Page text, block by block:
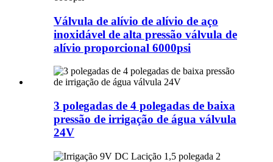
Válvula de alívio de alívio de aço
inoxidável de alta pressão válvula de
alívio proporcional 6000psi
3 polegadas de 4 polegadas de baixa
pressão de irrigação de água válvula
24V